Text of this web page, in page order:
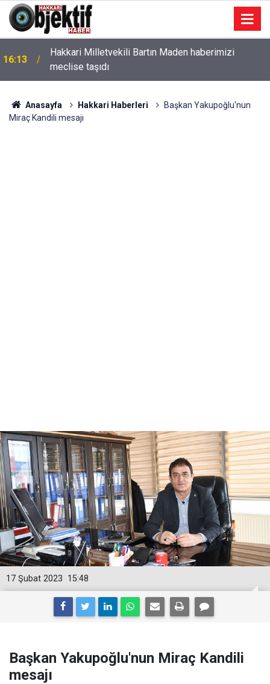
16:13
Hakkari Milletvekili Bartın Maden haberimizi
meclise taşıdı
Anasayfa Hakkari Haberleri
Başkan Yakupoğlu'nun
Miraç Kandili mesajı
15:48
17 Şubat 2023
Başkan Yakupoğlu'nun Miraç Kandili
mesajı